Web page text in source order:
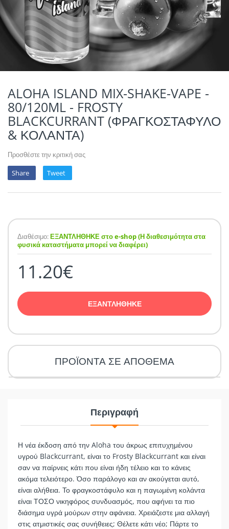
VIKINGS VAP &
POTION
QUACK'S JUICE
REVOLUTE
ALOHA ISLAND MIX-SHAKE-VAPE -
80/120ML - FROSTY
BLACKCURRANT (ΦΡΑΓΚΟΣΤΑΦΥΛΟ
& ΚΟΛΑΝΤΑ)
Προσθέστε την κριτική σας
Share
Tweet
Διαθέσιμο:ΕΞΑΝΤΛΗΘΗΚΕ στο e-shop (Η διαθεσιμότητα στα
φυσικά καταστήματα μπορεί να διαφέρει)
11.20€
ΕΞΑΝΤΛΗΘΗΚΕ
ΠΡΟΪΟΝΤΑ ΣΕ ΑΠΟΘΕΜΑ
Περιγραφή
Η νέα έκδοση από την Aloha του άκρως επιτυχημένου
υγρού Blackcurrant, είναι το Frosty Blackcurrant και είναι
σαν να παίρνεις κάτι που είναι ήδη τέλειο και το κάνεις
ακόμα τελειότερο. Όσο παράλογο και αν ακούγεται αυτό,
είναι αλήθεια. Το φραγκοστάφυλο και η παγωμένη κολάντα
είναι ΤΟΣΟ νικηφόρος συνδυασμός, που αφήνει τα πιο
διάσημα υγρά μούρων στην αφάνεια. Χρειάζεστε μια αλλαγή
στις ατμιστικές σας συνήθειες; Θέλετε κάτι νέο; Πάρτε το